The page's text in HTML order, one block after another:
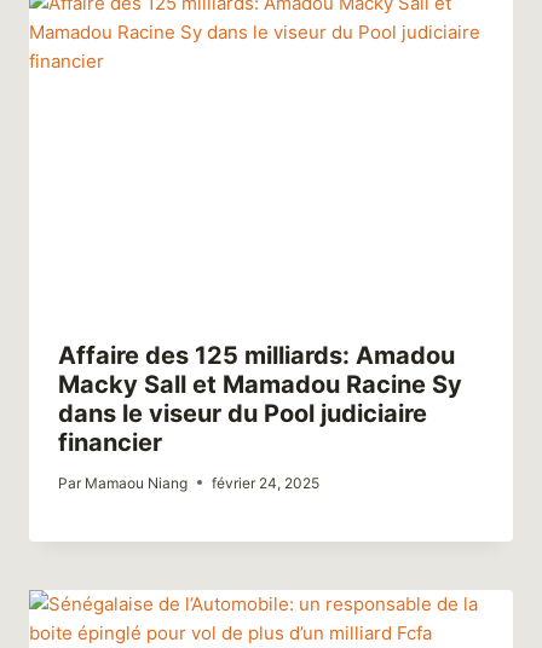
Affaire des 125 milliards: Amadou
Macky Sall et Mamadou Racine Sy
dans le viseur du Pool judiciaire
financier
Par Mamaou Niang février 24, 2025